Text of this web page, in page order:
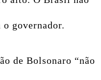
governador.
de Bolsonaro “não